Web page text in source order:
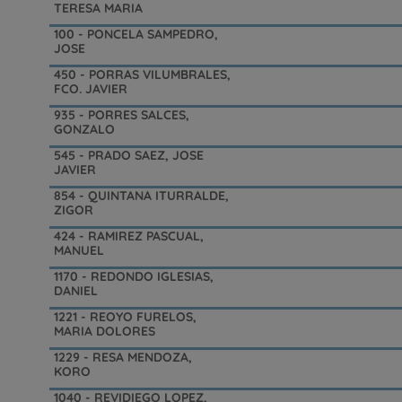
TERESA MARIA
100 - PONCELA SAMPEDRO,
JOSE
450 - PORRAS VILUMBRALES,
FCO. JAVIER
935 - PORRES SALCES,
GONZALO
545 - PRADO SAEZ, JOSE
JAVIER
854 - QUINTANA ITURRALDE,
ZIGOR
424 - RAMIREZ PASCUAL,
MANUEL
1170 - REDONDO IGLESIAS,
DANIEL
1221 - REOYO FURELOS,
MARIA DOLORES
1229 - RESA MENDOZA,
KORO
1040 - REVIDIEGO LOPEZ,